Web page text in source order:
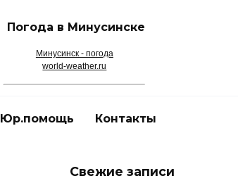
Погода в Минусинске
Минусинск - погода
world-weather.ru
Юр.помощь Контакты
Свежие записи